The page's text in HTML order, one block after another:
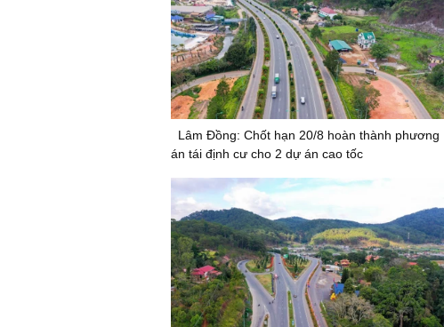
Lâm Đồng: Chốt hạn 20/8 hoàn thành phương
án tái định cư cho 2 dự án cao tốc